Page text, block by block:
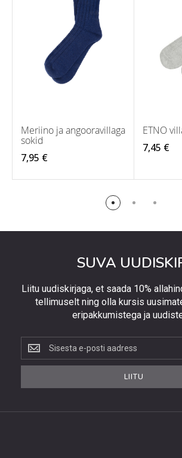
Meriino ja angooravillaga
sokid
7,95 €
ETNO
7,45 €
SUVA
Liitu uudiskirjaga, et saada 10%
tellimuselt ning olla kursis
eripakkumistega ja
Liitu
uudiskirjaga,
et
LIITU